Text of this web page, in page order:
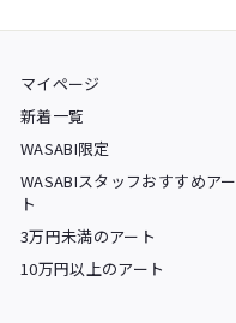
マイページ
新着一覧
WASABI限定
WASABIスタッフおすすめアー
ト
3万円未満のアート
10万円以上のアート